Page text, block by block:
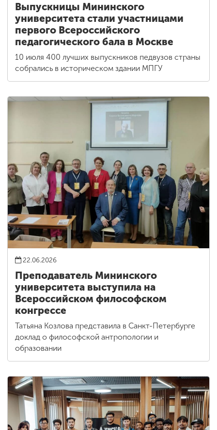
Выпускницы Мининского
университета стали участницами
первого Всероссийского
педагогического бала в Москве
10 июля 400 лучших выпускников педвузов страны
собрались в историческом здании МПГУ
22.06.2026
Преподаватель Мининского
университета выступила на
Всероссийском философском
конгрессе
Татьяна Козлова представила в Санкт-Петербурге
доклад о философской антропологии и
образовании